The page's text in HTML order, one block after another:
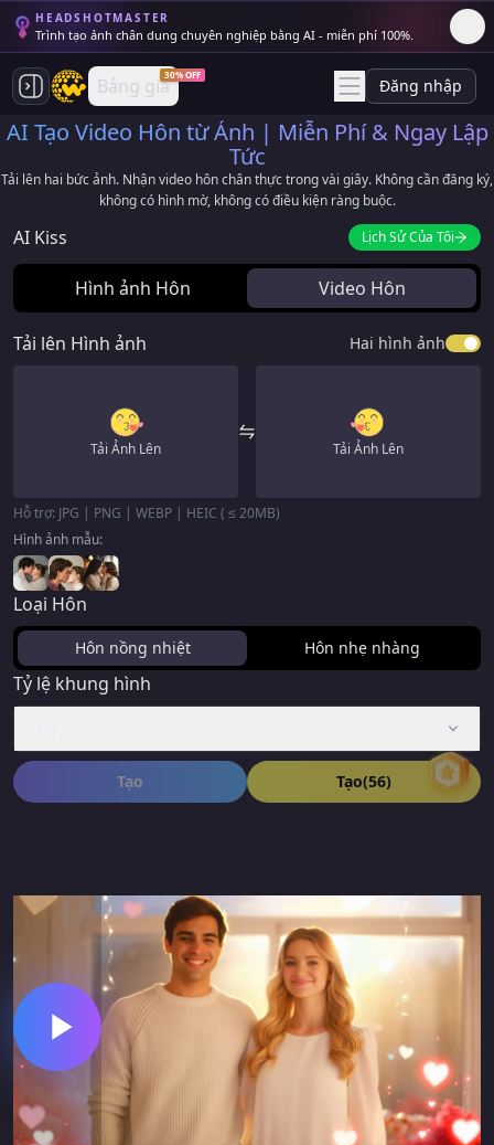
HEADSHOTMASTER
Trình tạo ảnh chân dung chuyên nghiệp bằng AI - miễn phí 100%.
Bảng giá30% OFF
Đăng nhập
AI Tạo Video Hôn từ Ảnh | Miễn Phí & Ngay Lập
Tức
Tải lên hai bức ảnh. Nhận video hôn chân thực trong vài giây. Không cần đăng ký,
không có hình mờ, không có điều kiện ràng buộc.
AI Kiss Lịch Sử Của Tôi
Hình ảnh Hôn Video Hôn
Tải lên Hình ảnh Hai hình ảnh
Tải Ảnh Lên Tải Ảnh Lên
Hỗ trợ: JPG | PNG | WEBP | HEIC ( ≤ 20MB)
Hình ảnh mẫu:
Loại Hôn
Hôn nồng nhiệt Hôn nhẹ nhàng
Tỷ lệ khung hình
Tạo Tạo(56)